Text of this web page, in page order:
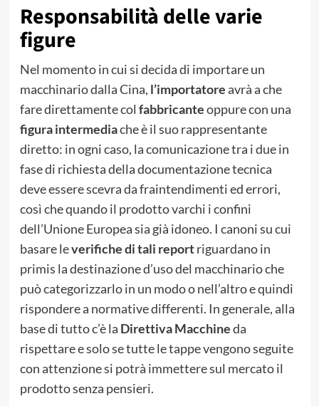
Responsabilità delle varie
figure
Nel momento in cui si decida di importare un
macchinario dalla Cina, l’importatoreavrà a che
fare direttamente col fabbricanteoppure con una
figura intermediache è il suo rappresentante
diretto: in ogni caso, la comunicazione tra i due in
fase di richiesta della documentazione tecnica
deve essere scevra da fraintendimenti ed errori,
così che quando il prodotto varchi i confini
dell’Unione Europea sia già idoneo. I canoni su cui
basare leverifiche di tali reportriguardano in
primis la destinazione d’uso del macchinario che
può categorizzarlo in un modo o nell’altro e quindi
rispondere a normative differenti. In generale, alla
base di tutto c’è la Direttiva Macchineda
rispettare e solo se tutte le tappe vengono seguite
con attenzione si potrà immettere sul mercato il
prodotto senza pensieri.